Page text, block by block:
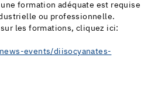
formation adéquate est requise
ou professionnelle.
les formations, cliquez ici:
events/diisocyanates-